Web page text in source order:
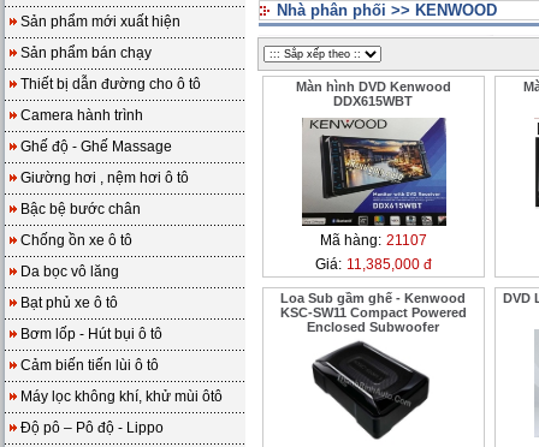
Sản phẩm mới xuất hiện
Sản phẩm bán chạy
Thiết bị dẫn đường cho ô tô
Camera hành trình
Ghế độ - Ghế Massage
Giường hơi , nệm hơi ô tô
Bậc bệ bước chân
Chống ồn xe ô tô
Da bọc vô lăng
Bạt phủ xe ô tô
Bơm lốp - Hút bụi ô tô
Cảm biến tiến lùi ô tô
Máy lọc không khí, khử mùi ôtô
Độ pô – Pô độ - Lippo
Nhà phân phối >> KENWOOD
Màn hình DVD Kenwood
DDX615WBT
Mã hàng: 21107
Giá: 11,385,000 đ
Loa Sub gầm ghế - Kenwood
KSC-SW11 Compact Powered
Enclosed Subwoofer
DVD